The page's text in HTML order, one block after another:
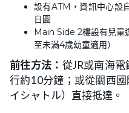
設有ATM，資訊中心設
日圓
Main Side 2樓設有兒童
至未滿4歲幼童適用）
前往方法： 從JR或南海
行約10分鐘；或從關西
イシャトル）直接抵達。